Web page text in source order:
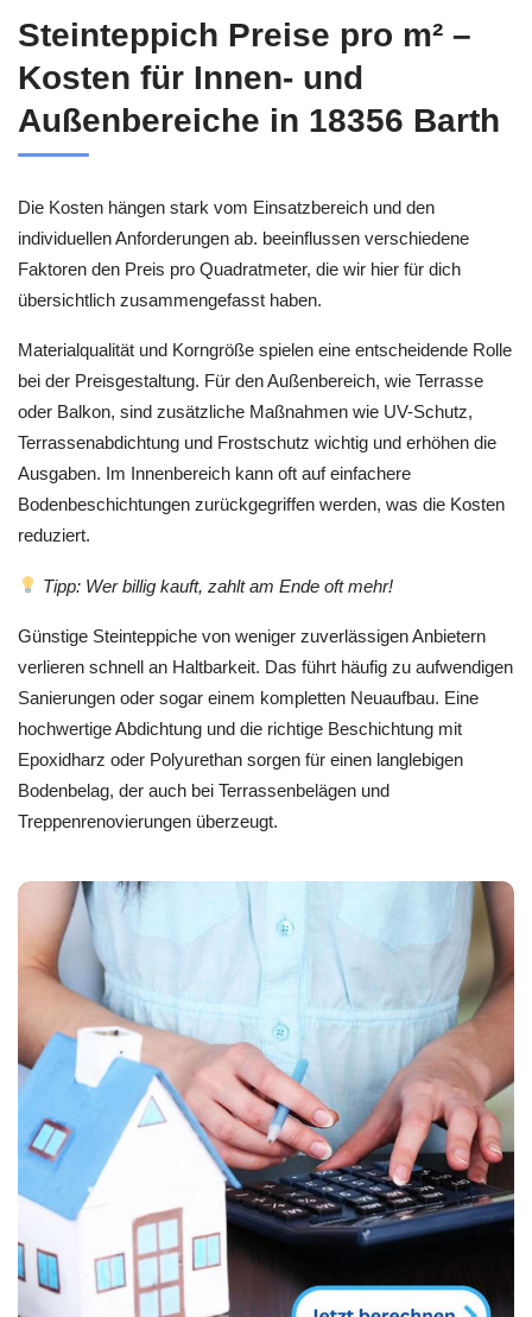
Steinteppich Preise pro m² –
Kosten für Innen- und
Außenbereiche in 18356 Barth
Die Kosten hängen stark vom Einsatzbereich und den
individuellen Anforderungen ab. beeinflussen verschiedene
Faktoren den Preis pro Quadratmeter, die wir hier für dich
übersichtlich zusammengefasst haben.
Materialqualität und Korngröße spielen eine entscheidende Rolle
bei der Preisgestaltung. Für den Außenbereich, wie Terrasse
oder Balkon, sind zusätzliche Maßnahmen wie UV-Schutz,
Terrassenabdichtung und Frostschutz wichtig und erhöhen die
Ausgaben. Im Innenbereich kann oft auf einfachere
Bodenbeschichtungen zurückgegriffen werden, was die Kosten
reduziert.
Tipp: Wer billig kauft, zahlt am Ende oft mehr!
Günstige Steinteppiche von weniger zuverlässigen Anbietern
verlieren schnell an Haltbarkeit. Das führt häufig zu aufwendigen
Sanierungen oder sogar einem kompletten Neuaufbau. Eine
hochwertige Abdichtung und die richtige Beschichtung mit
Epoxidharz oder Polyurethan sorgen für einen langlebigen
Bodenbelag, der auch bei Terrassenbelägen und
Treppenrenovierungen überzeugt.